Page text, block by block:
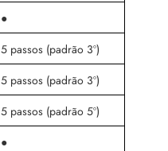
●
5 passos (padrão 3º)
5 passos (padrão 3º)
5 passos (padrão 5º)
●